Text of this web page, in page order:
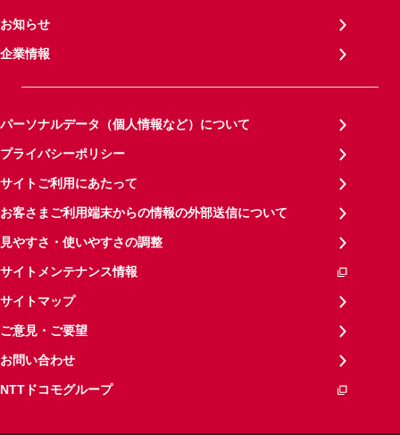
お知らせ
企業情報
パーソナルデータ（個人情報など）について
プライバシーポリシー
サイトご利用にあたって
お客さまご利用端末からの情報の外部送信について
見やすさ・使いやすさの調整
サイトメンテナンス情報
サイトマップ
ご意見・ご要望
お問い合わせ
NTTドコモグループ